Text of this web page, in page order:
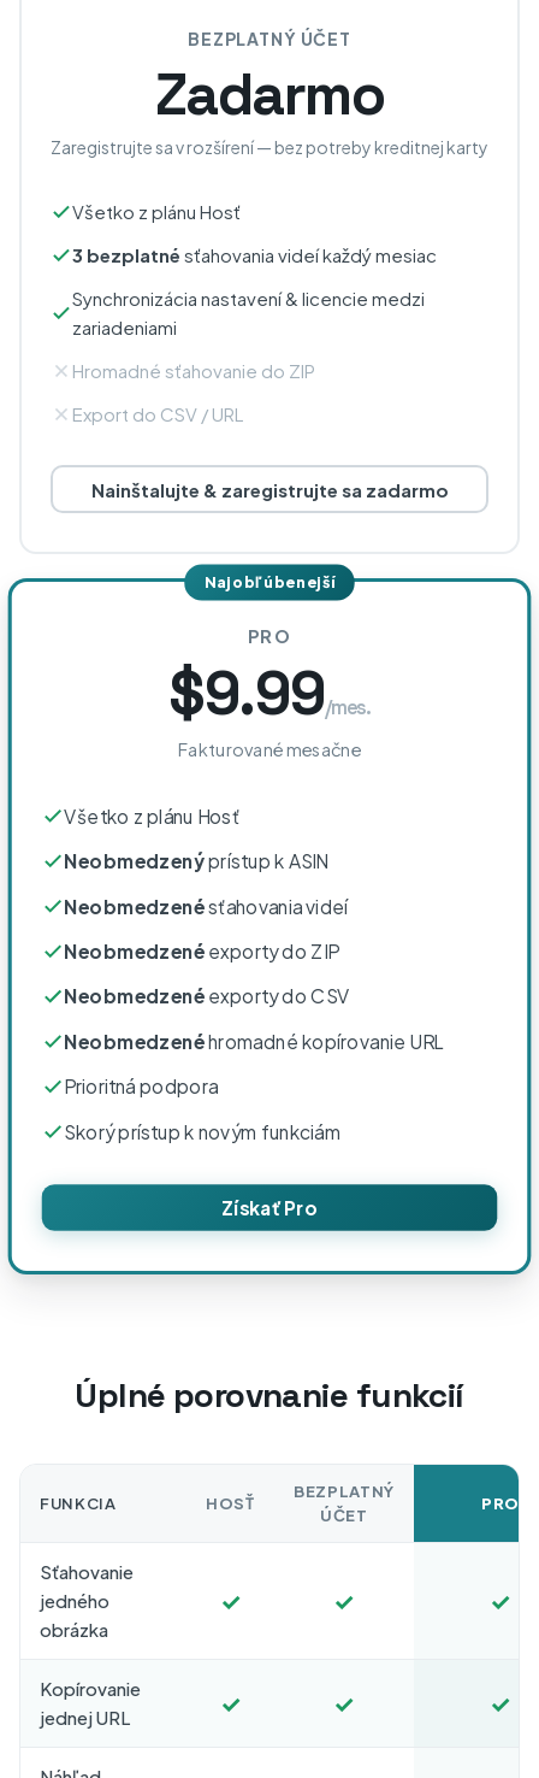
BEZPLATNÝ ÚČET
Zadarmo
Zaregistrujte sa v rozšírení — bez potreby kreditnej karty
Všetko z plánu Hosť
3 bezplatné sťahovania videí každý mesiac
Synchronizácia nastavení & licencie medzi
zariadeniami
Hromadné sťahovanie do ZIP
Export do CSV / URL
Nainštalujte & zaregistrujte sa zadarmo
Najobľúbenejší
PRO
$9.99/mes.
Fakturované mesačne
Všetko z plánu Hosť
Neobmedzenýprístup k ASIN
Neobmedzenésťahovania videí
Neobmedzenéexporty do ZIP
Neobmedzenéexporty do CSV
Neobmedzenéhromadné kopírovanie URL
Prioritná podpora
Skorý prístup k novým funkciám
Získať Pro
Úplné porovnanie funkcií
FUNKCIA HOSŤ
BEZPLATNÝ
ÚČET
PRO
Sťahovanie
jedného
obrázka
✓ ✓ ✓
Kopírovanie
jednej URL
✓ ✓ ✓